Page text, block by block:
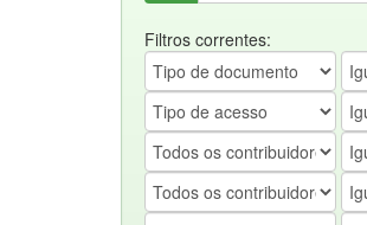
Filtros correntes: